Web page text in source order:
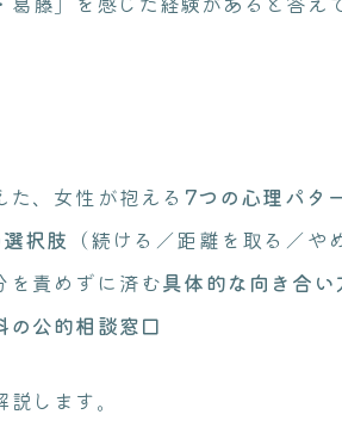
、女性が抱える 7つの心理パタ
択肢 （続ける／距離を取る／や
を責めずに済む具体的な向き合い
の公的相談窓口
します。